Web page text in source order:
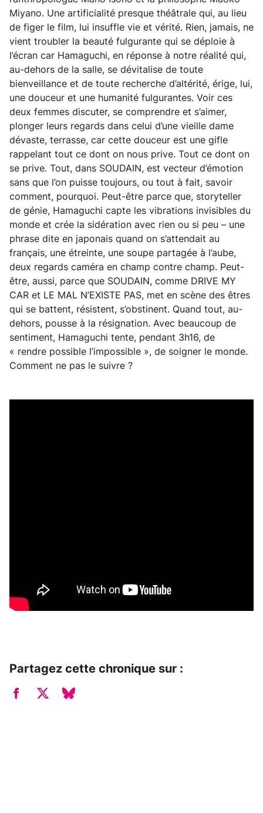
Miyano. Une artificialité presque théâtrale qui, au lieu
de figer le film, lui insuffle vie et vérité. Rien, jamais, ne
vient troubler la beauté fulgurante qui se déploie à
l’écran car Hamaguchi, en réponse à notre réalité qui,
au-dehors de la salle, se dévitalise de toute
bienveillance et de toute recherche d’altérité, érige, lui,
une douceur et une humanité fulgurantes. Voir ces
deux femmes discuter, se comprendre et s’aimer,
plonger leurs regards dans celui d’une vieille dame
dévaste, terrasse, car cette douceur est une gifle
rappelant tout ce dont on nous prive. Tout ce dont on
se prive. Tout, dans SOUDAIN, est vecteur d’émotion
sans que l’on puisse toujours, ou tout à fait, savoir
comment, pourquoi. Peut-être parce que, storyteller
de génie, Hamaguchi capte les vibrations invisibles du
monde et crée la sidération avec rien ou si peu – une
phrase dite en japonais quand on s’attendait au
français, une étreinte, une soupe partagée à l’aube,
deux regards caméra en champ contre champ. Peut-
être, aussi, parce que SOUDAIN, comme DRIVE MY
CAR et LE MAL N’EXISTE PAS, met en scène des êtres
qui se battent, résistent, s’obstinent. Quand tout, au-
dehors, pousse à la résignation. Avec beaucoup de
sentiment, Hamaguchi tente, pendant 3h16, de
« rendre possible l’impossible », de soigner le monde.
Comment ne pas le suivre ?
Partagez cette chronique sur :